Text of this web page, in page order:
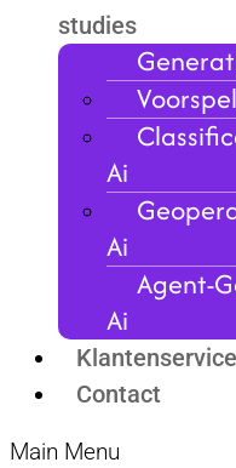
studies
Ai
Ai
Agent-
Ai
Klantenservice
Contact
Main Menu